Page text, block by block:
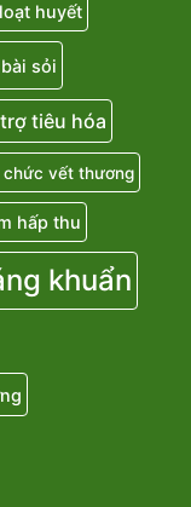
huyết
sỏi
tiêu hóa
chức vết thương
hấp thu
khuẩn